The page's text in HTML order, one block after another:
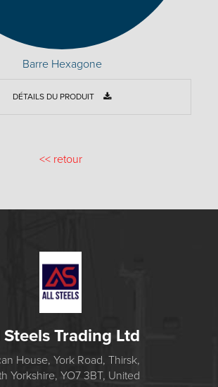
Barre Hexagone
DÉTAILS DU PRODUIT
<< retour
Trading Ltd
House, York Road, Thirsk,
Yorkshire, YO7 3BT, United